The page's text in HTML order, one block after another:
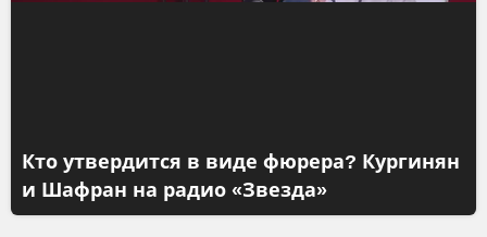
Кто утвердится в виде фюрера? Кургинян
и Шафран на радио «Звезда»